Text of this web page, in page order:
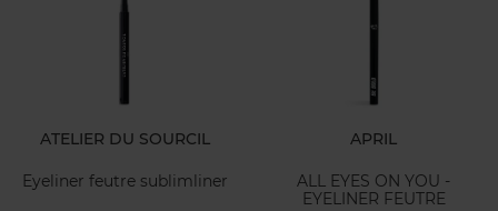
ATELIER DU SOURCIL
Eyeliner feutre sublimliner
APRIL
ALL EYES ON YOU -
EYELINER FEUTRE